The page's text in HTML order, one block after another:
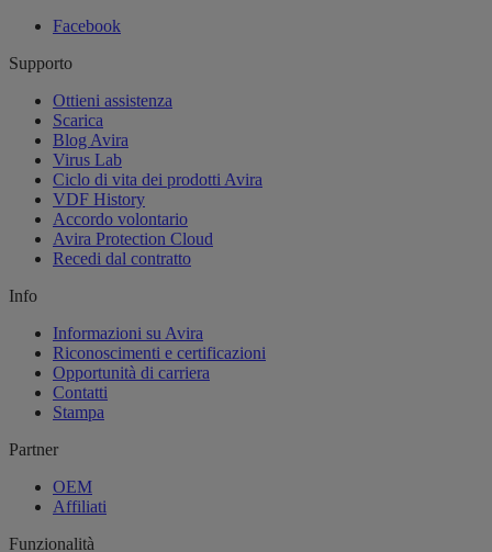
Facebook
Supporto
Ottieni assistenza
Scarica
Blog Avira
Virus Lab
Ciclo di vita dei prodotti Avira
VDF History
Accordo volontario
Avira Protection Cloud
Recedi dal contratto
Info
Informazioni su Avira
Riconoscimenti e certificazioni
Opportunità di carriera
Contatti
Stampa
Partner
OEM
Affiliati
Funzionalità